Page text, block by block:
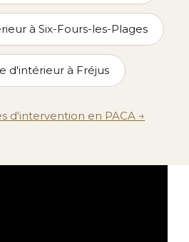
à Six-Fours-les-Plages
d'intérieur à Fréjus
d'intervention en PACA →